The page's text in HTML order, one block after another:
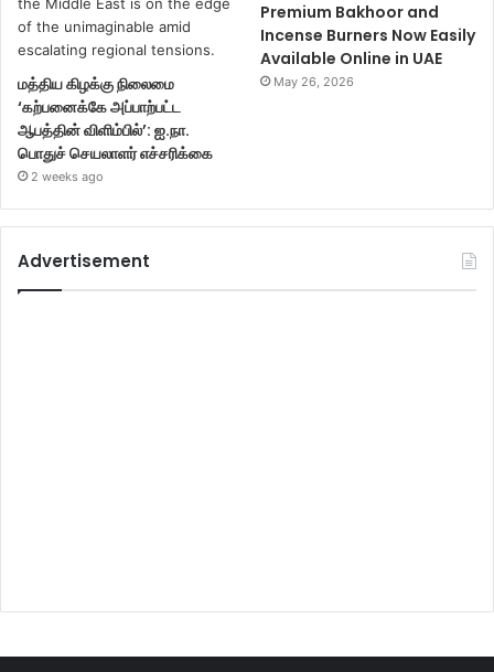
மத்திய கிழக்கு நிலைமை
‘கற்பனைக்கே அப்பாற்பட்ட
ஆபத்தின் விளிம்பில்’: ஐ.நா.
பொதுச் செயலாளர் எச்சரிக்கை
2 weeks ago
Premium Bakhoor and
Incense Burners Now Easily
Available Online in UAE
May 26, 2026
Advertisement